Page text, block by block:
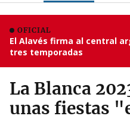
OFICIAL
El Alavés firma al central
tres temporadas
La Blanca
unas fiestas